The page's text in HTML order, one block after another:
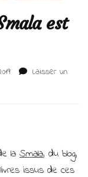
est
Laisser un
la Smala, du blog,
issus de ces